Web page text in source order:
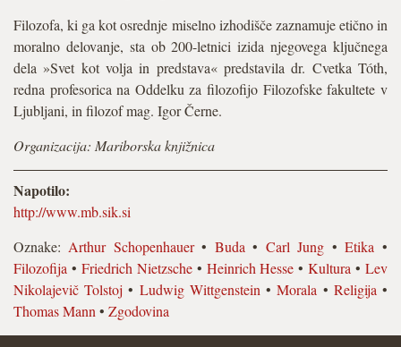
Filozofa, ki ga kot osrednje miselno izhodišče zaznamuje etično in
moralno delovanje, sta ob 200-letnici izida njegovega ključnega
dela »Svet kot volja in predstava« predstavila dr. Cvetka Tóth,
redna profesorica na Oddelku za filozofijo Filozofske fakultete v
Ljubljani, in filozof mag. Igor Černe.
Organizacija: Mariborska knjižnica
Napotilo:
http://www.mb.sik.si
Oznake: Arthur Schopenhauer• Buda • Carl Jung •Etika •
Filozofija • Friedrich Nietzsche• Heinrich Hesse •Kultura •Lev
Nikolajevič Tolstoj • Ludwig Wittgenstein •Morala • Religija •
Thomas Mann • Zgodovina